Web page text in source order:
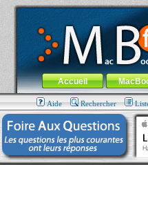
MacBook-fr.com : 100% Apple... 100%
Aller au contenu-Aller au menu
Menu général
Accueil
Aide Rechercher